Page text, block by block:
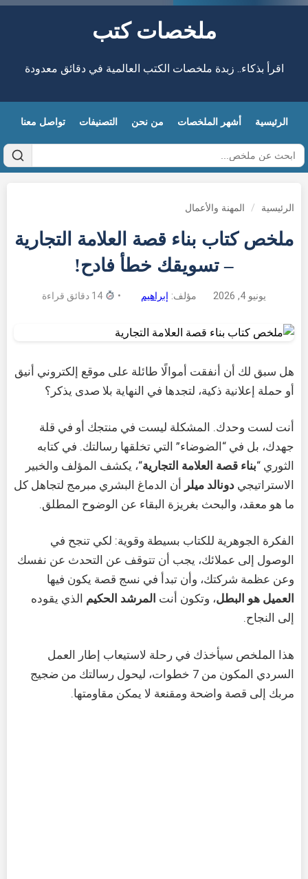
ملخصات كتب
اقرأ بذكاء.. زبدة ملخصات الكتب العالمية في دقائق معدودة
الرئيسية أشهر الملخصات من نحن التصنيفات تواصل معنا
الرئيسية / المهنة والأعمال
ملخص كتاب بناء قصة العلامة التجارية
– تسويقك خطأ فادح!
يونيو 4, 2026 مؤلف: إبراهيم •
هل سبق لك أن أنفقت أموالًا طائلة على موقع إلكتروني أنيق
أو حملة إعلانية ذكية، لتجدها في النهاية بلا صدى يذكر؟
أنت لست وحدك. المشكلة ليست في منتجك أو في قلة
جهدك، بل في “الضوضاء” التي تخلقها رسالتك. في كتابه
الثوري “بناء قصة العلامة التجارية“، يكشف المؤلف والخبير
الاستراتيجي دونالد ميلر
أن الدماغ البشري مبرمج لتجاهل كل
ما هو معقد، والبحث بغريزة البقاء عن الوضوح المطلق.
الفكرة الجوهرية للكتاب بسيطة وقوية: لكي تنجح في
الوصول إلى عملائك، يجب أن تتوقف عن التحدث عن نفسك
وعن عظمة شركتك، وأن تبدأ في نسج قصة يكون فيها
العميل هو البطل، وتكون أنت المرشد الحكيم الذي يقوده
إلى النجاح.
هذا الملخص سيأخذك في رحلة لاستيعاب إطار العمل
السردي المكون من 7 خطوات، ليحول رسالتك من ضجيج
مربك إلى قصة واضحة ومقنعة لا يمكن مقاومتها.